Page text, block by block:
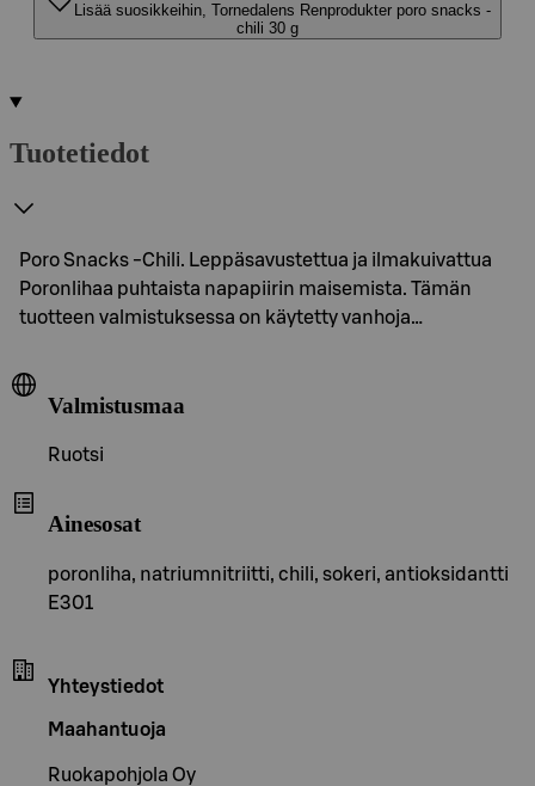
Lisää suosikkeihin, Tornedalens Renprodukter poro snacks -
chili 30 g
Tuotetiedot
Poro Snacks -Chili. Leppäsavustettua ja ilmakuivattua
Poronlihaa puhtaista napapiirin maisemista. Tämän
tuotteen valmistuksessa on käytetty vanhoja…
Valmistusmaa
Ruotsi
Ainesosat
poronliha, natriumnitriitti, chili, sokeri, antioksidantti
E301
Yhteystiedot
Maahantuoja
Ruokapohjola Oy